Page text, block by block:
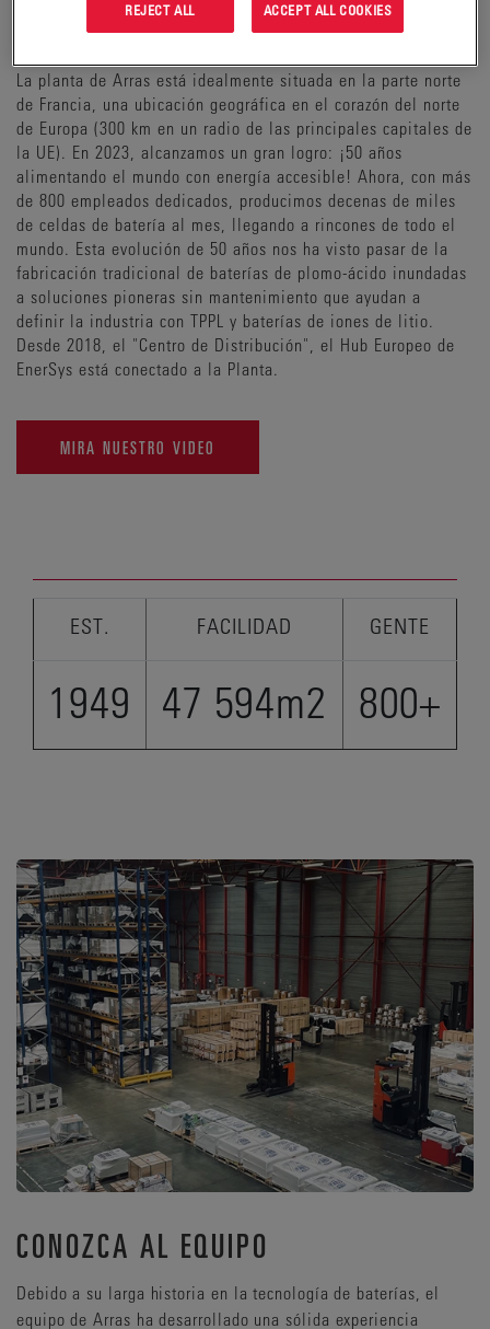
BIENVENIDOS A ARRAS
La planta de Arras está idealmente situada en la parte norte
de Francia, una ubicación geográfica en el corazón del norte
de Europa (300 km en un radio de las principales capitales de
la UE). En 2023, alcanzamos un gran logro: ¡50 años
alimentando el mundo con energía accesible! Ahora, con más
de 800 empleados dedicados, producimos decenas de miles
de celdas de batería al mes, llegando a rincones de todo el
mundo. Esta evolución de 50 años nos ha visto pasar de la
fabricación tradicional de baterías de plomo-ácido inundadas
a soluciones pioneras sin mantenimiento que ayudan a
definir la industria con TPPL y baterías de iones de litio.
Desde 2018, el "Centro de Distribución", el Hub Europeo de
EnerSys está conectado a la Planta.
MIRA NUESTRO VIDEO
EST. FACILIDAD GENTE
1949 47 594m2 800+
CONOZCA AL EQUIPO
Debido a su larga historia en la tecnología de baterías, el
equipo de Arras ha desarrollado una sólida experiencia
REJECT ALL ACCEPT ALL COOKIES